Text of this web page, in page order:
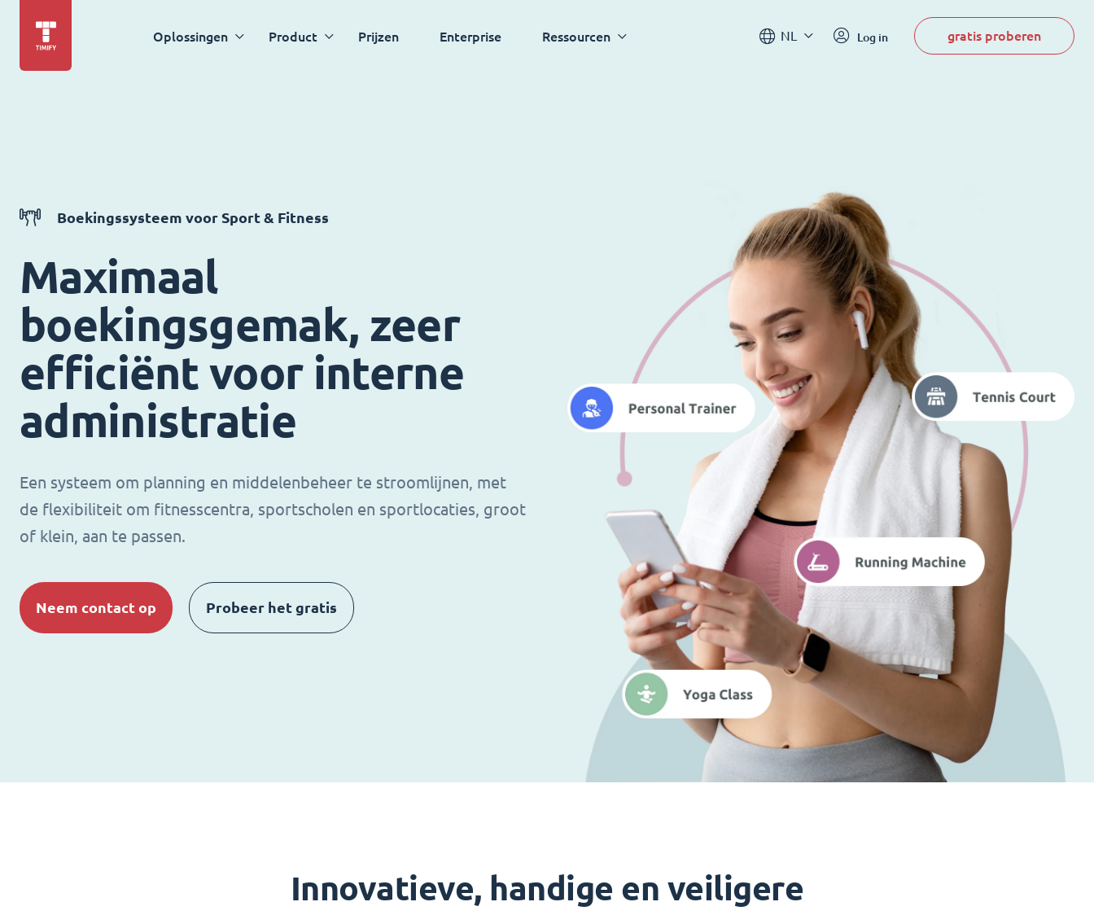
Oplossingen Product Prijzen Enterprise Ressourcen NL Log in gratis proberen
Boekingssysteem voor Sport & Fitness
Maximaal
boekingsgemak, zeer
efficiënt voor interne
administratie
Een systeem om planning en middelenbeheer te stroomlijnen, met
de flexibiliteit om fitnesscentra, sportscholen en sportlocaties, groot
of klein, aan te passen.
Neem contact op Probeer het gratis
Innovatieve, handige en veiligere